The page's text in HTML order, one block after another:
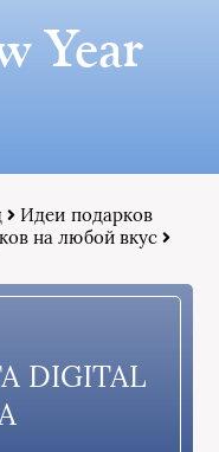
Year
Идеи подарков
на любой вкус
DIGITAL